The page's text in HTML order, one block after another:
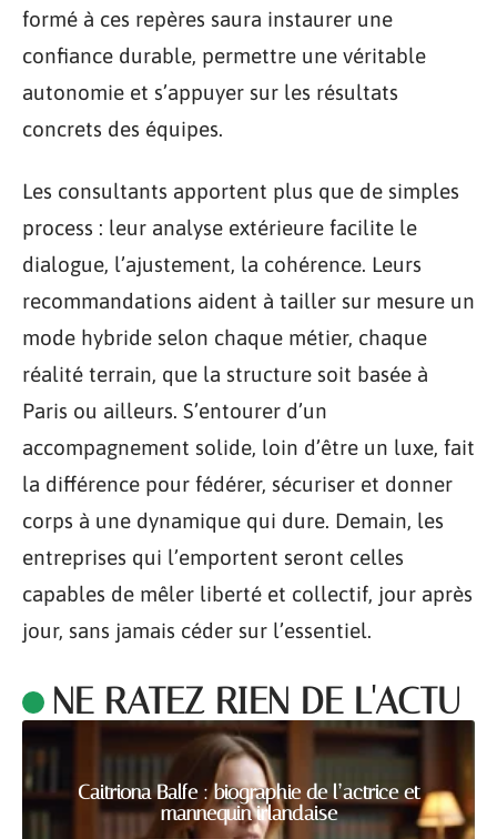
formé à ces repères saura instaurer une
confiance durable, permettre une véritable
autonomie et s’appuyer sur les résultats
concrets des équipes.
Les consultants apportent plus que de simples
process : leur analyse extérieure facilite le
dialogue, l’ajustement, la cohérence. Leurs
recommandations aident à tailler sur mesure un
mode hybride selon chaque métier, chaque
réalité terrain, que la structure soit basée à
Paris ou ailleurs. S’entourer d’un
accompagnement solide, loin d’être un luxe, fait
la différence pour fédérer, sécuriser et donner
corps à une dynamique qui dure. Demain, les
entreprises qui l’emportent seront celles
capables de mêler liberté et collectif, jour après
jour, sans jamais céder sur l’essentiel.
NE RATEZ RIEN DE L'ACTU
Caitriona Balfe : biographie de l’actrice et
mannequin irlandaise